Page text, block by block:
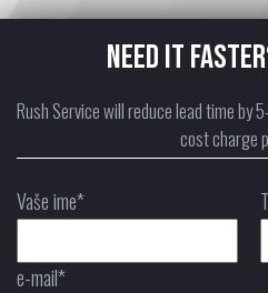
NEED IT
Rush Service will reduce lead time by
cost charge
Vaše ime*
e-mail*